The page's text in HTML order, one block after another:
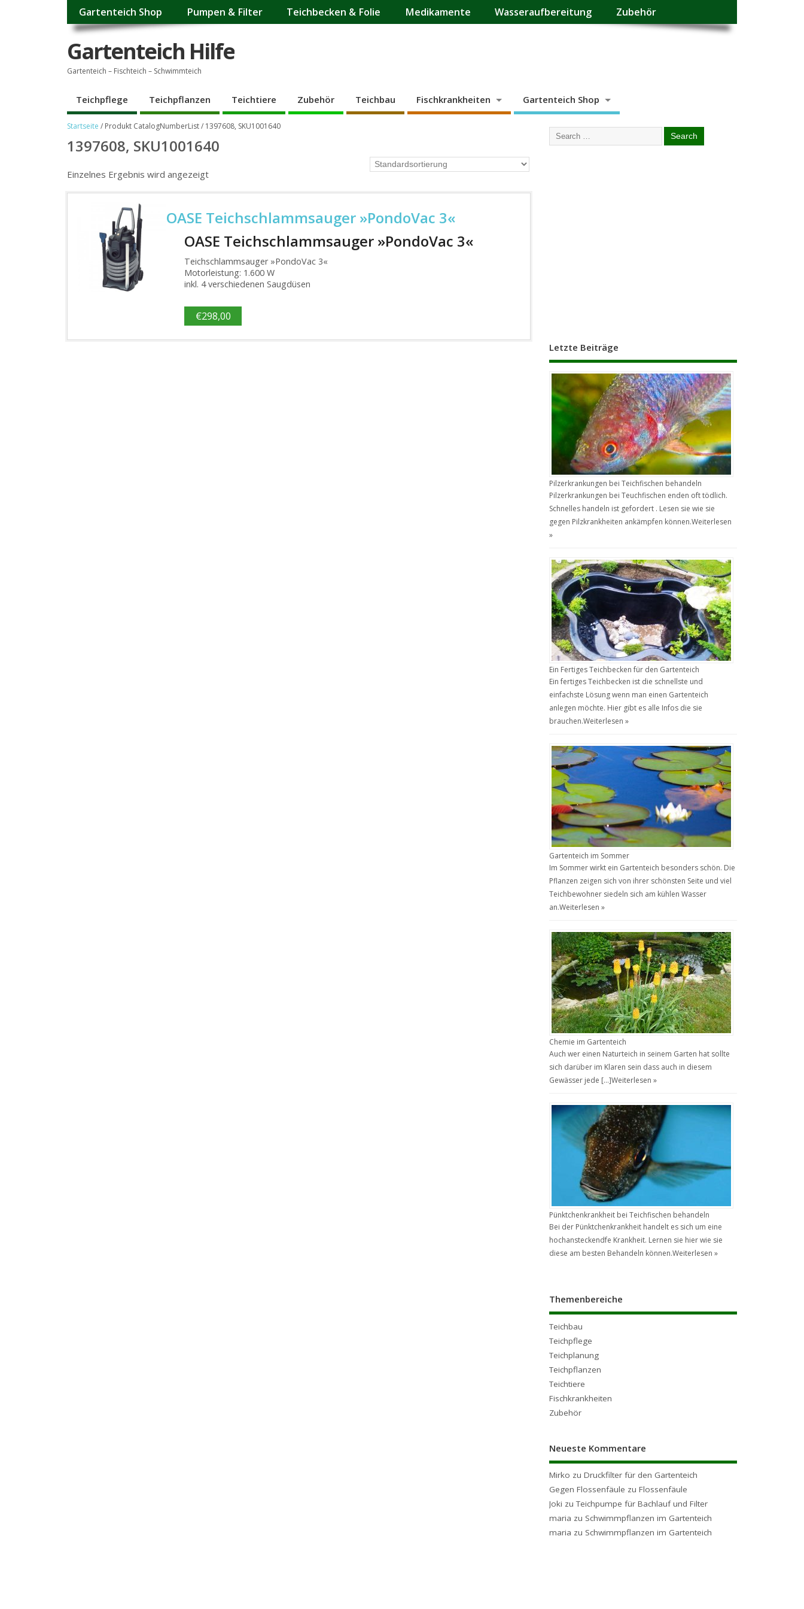
Gartenteich Shop Pumpen & Filter Teichbecken & Folie Medikamente Wasseraufbereitung Zubehör
Gartenteich Hilfe
Gartenteich – Fischteich – Schwimmteich
Teichpflege Teichpflanzen Teichtiere Zubehör Teichbau Fischkrankheiten Gartenteich Shop
Startseite / Produkt CatalogNumberList / 1397608, SKU1001640
1397608, SKU1001640
Einzelnes Ergebnis wird angezeigt
OASE Teichschlammsauger »PondoVac 3«
OASE Teichschlammsauger »PondoVac 3«
Teichschlammsauger »PondoVac 3«
Motorleistung: 1.600 W
inkl. 4 verschiedenen Saugdüsen
€298,00
Letzte Beiträge
Pilzerkrankungen bei Teichfischen behandeln
Pilzerkrankungen bei Teuchfischen enden oft tödlich.
Schnelles handeln ist gefordert . Lesen sie wie sie
gegen Pilzkrankheiten ankämpfen können.Weiterlesen
»
Ein Fertiges Teichbecken für den Gartenteich
Ein fertiges Teichbecken ist die schnellste und
einfachste Lösung wenn man einen Gartenteich
anlegen möchte. Hier gibt es alle Infos die sie
brauchen.Weiterlesen »
Gartenteich im Sommer
Im Sommer wirkt ein Gartenteich besonders schön. Die
Pflanzen zeigen sich von ihrer schönsten Seite und viel
Teichbewohner siedeln sich am kühlen Wasser
an.Weiterlesen »
Chemie im Gartenteich
Auch wer einen Naturteich in seinem Garten hat sollte
sich darüber im Klaren sein dass auch in diesem
Gewässer jede […]Weiterlesen »
Pünktchenkrankheit bei Teichfischen behandeln
Bei der Pünktchenkrankheit handelt es sich um eine
hochansteckendfe Krankheit. Lernen sie hier wie sie
diese am besten Behandeln können.Weiterlesen »
Themenbereiche
Teichbau
Teichpflege
Teichplanung
Teichpflanzen
Teichtiere
Fischkrankheiten
Zubehör
Neueste Kommentare
Mirko zuDruckfilter für den Gartenteich
Gegen Flossenfäule zuFlossenfäule
Joki zuTeichpumpe für Bachlauf und Filter
maria zu Schwimmpflanzen im Gartenteich
maria zu Schwimmpflanzen im Gartenteich